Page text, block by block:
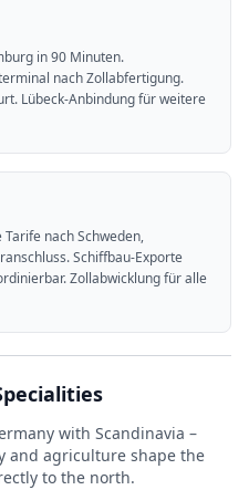
in 90 Minuten.
nach Zollabfertigung.
Lübeck-Anbindung für weitere
nach Schweden,
Schiffbau-Exporte
Zollabwicklung für alle
with Scandinavia –
and agriculture shape the
to the north.